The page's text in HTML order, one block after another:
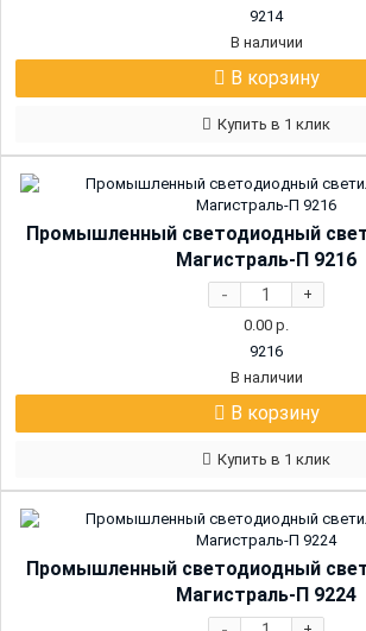
9214
В наличии
В корзину
Купить в 1 клик
Промышленный светодиодный
Магистраль-П 9216
- +
0.00 р.
9216
В наличии
В корзину
Купить в 1 клик
Промышленный светодиодный
Магистраль-П 9224